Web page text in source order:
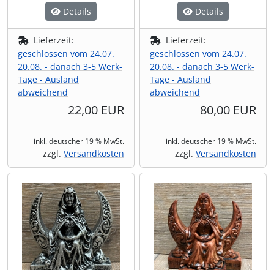
Details
Lieferzeit:
geschlossen vom 24.07.
20.08. - danach 3-5 Werk-
Tage - Ausland
abweichend
22,00 EUR
inkl. deutscher 19 % MwSt.
zzgl. Versandkosten
Details
Lieferzeit:
geschlossen vom 24.07.
20.08. - danach 3-5 Werk-
Tage - Ausland
abweichend
80,00 EUR
inkl. deutscher 19 % MwSt.
zzgl. Versandkosten